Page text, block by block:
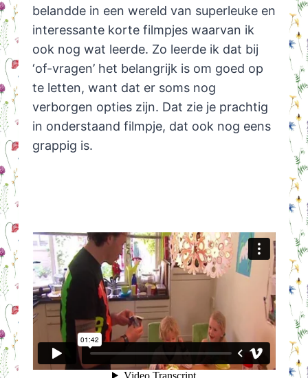
belandde in een wereld van superleuke en
interessante korte filmpjes waarvan ik
ook nog wat leerde. Zo leerde ik dat bij
‘of-vragen’ het belangrijk is om goed op
te letten, want dat er soms nog
verborgen opties zijn. Dat zie je prachtig
in onderstaand filmpje, dat ook nog eens
grappig is.